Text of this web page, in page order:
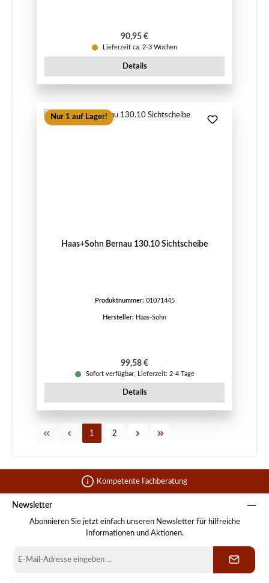
Regulärer Preis:
90,95 €
Lieferzeit ca. 2-3 Wochen
Details
Nur 1 auf Lager!
Haas+Sohn Bernau 130.10 Sichtscheibe
Produktnummer: 01071445
Hersteller: Haas-Sohn
Regulärer Preis:
99,58 €
Sofort verfügbar, Lieferzeit: 2-4 Tage
Details
Seite
1 Seite
2
Kompetente Fachberatung
Newsletter
Abonnieren Sie jetzt einfach unseren Newsletter für hilfreiche
Informationen und Aktionen.
Mail-